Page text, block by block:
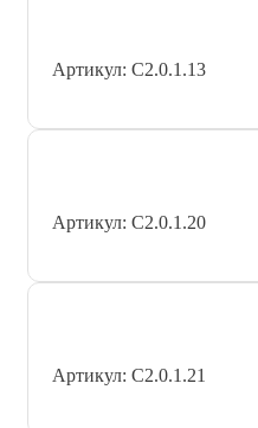
Артикул: С2.0.1.13
Артикул: С2.0.1.20
Артикул: С2.0.1.21